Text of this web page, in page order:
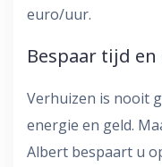
euro/uur.
Bespaar tijd
Verhuizen is nooit
energie en geld.
Albert bespaart u